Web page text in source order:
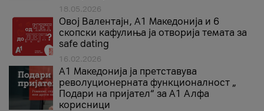
18.05.2026
Овој Валентајн, A1 Македонија и 6
скопски кафулиња ја отворија темата за
safe dating
16.02.2026
А1 Македонија ја претставува
револуционерната функционалност „
Подари на пријател“ за А1 Алфа
корисници